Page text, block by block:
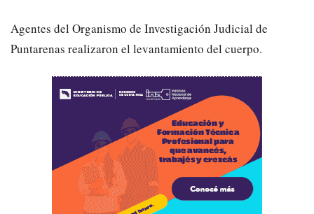
Agentes del Organismo de Investigación Judicial de
Puntarenas realizaron el levantamiento del cuerpo.